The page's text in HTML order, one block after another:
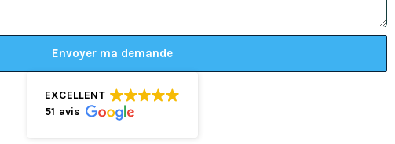
Envoyer ma demande
EXCELLENT
51 avis